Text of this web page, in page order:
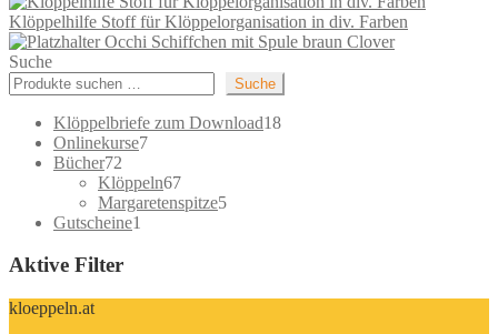
Klöppelhilfe Stoff für Klöppelorganisation in div. Farben
Occhi Schiffchen mit Spule braun Clover
Suche
Suche
Klöppelbriefe zum Download1818
Onlinekurse77
Bücher72
Produkte
Klöppeln6767
Produkte
Margaretenspitze55
Gutscheine1
Aktive Filter
kloeppeln.at